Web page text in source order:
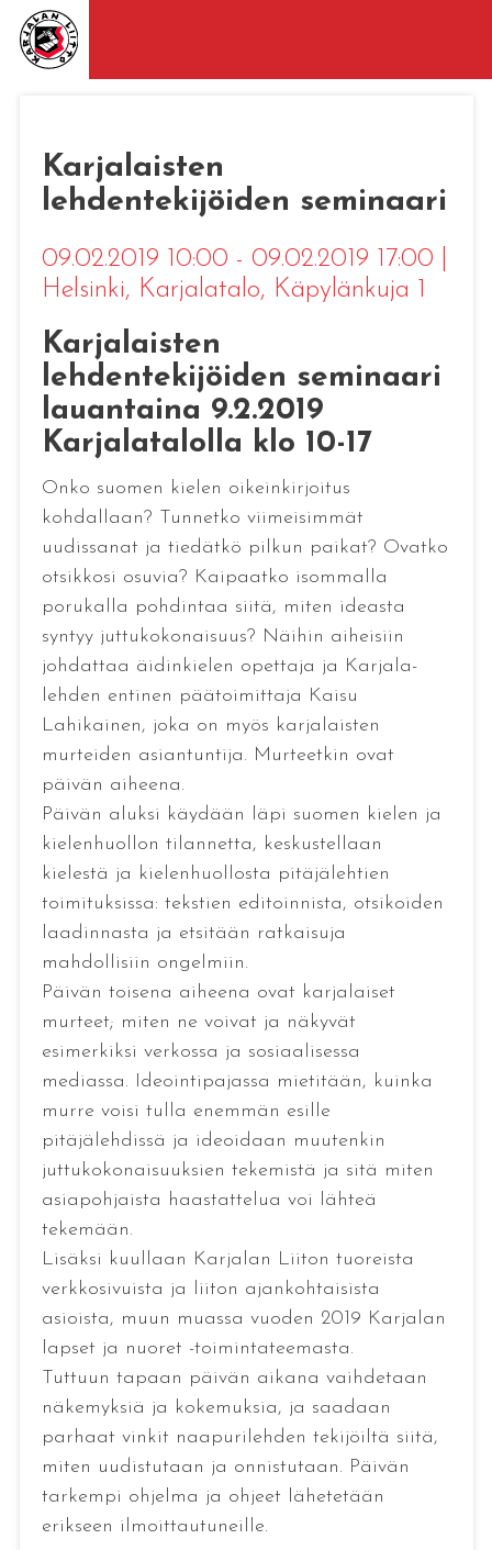
Karjalaisten
lehdentekijöiden seminaari
09.02.2019 10:00 - 09.02.2019 17:00
Helsinki, Karjalatalo, Käpylänkuja 1
Karjalaisten
lehdentekijöiden seminaari
lauantaina 9.2.2019
Karjalatalolla klo 10-17
Onko suomen kielen oikeinkirjoitus
kohdallaan? Tunnetko viimeisimmät
uudissanat ja tiedätkö pilkun paikat? Ovatko
otsikkosi osuvia? Kaipaatko isommalla
porukalla pohdintaa siitä, miten ideasta
syntyy juttukokonaisuus? Näihin aiheisiin
johdattaa äidinkielen opettaja ja Karjala-
lehden entinen päätoimittaja Kaisu
Lahikainen, joka on myös karjalaisten
murteiden asiantuntija. Murteetkin ovat
päivän aiheena.
Päivän aluksi käydään läpi suomen kielen ja
kielenhuollon tilannetta, keskustellaan
kielestä ja kielenhuollosta pitäjälehtien
toimituksissa: tekstien editoinnista, otsikoiden
laadinnasta ja etsitään ratkaisuja
mahdollisiin ongelmiin.
Päivän toisena aiheena ovat karjalaiset
murteet; miten ne voivat ja näkyvät
esimerkiksi verkossa ja sosiaalisessa
mediassa. Ideointipajassa mietitään, kuinka
murre voisi tulla enemmän esille
pitäjälehdissä ja ideoidaan muutenkin
juttukokonaisuuksien tekemistä ja sitä miten
asiapohjaista haastattelua voi lähteä
tekemään.
Lisäksi kuullaan Karjalan Liiton tuoreista
verkkosivuista ja liiton ajankohtaisista
asioista, muun muassa vuoden 2019 Karjalan
lapset ja nuoret -toimintateemasta.
Tuttuun tapaan päivän aikana vaihdetaan
näkemyksiä ja kokemuksia, ja saadaan
parhaat vinkit naapurilehden tekijöiltä siitä,
miten uudistutaan ja onnistutaan. Päivän
tarkempi ohjelma ja ohjeet lähetetään
erikseen ilmoittautuneille.